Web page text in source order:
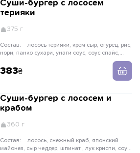
Суши-бургер с лососем
терияки
375 г
Состав:
нори, панко сухари, унаги соус, соус спайс,
383
Суши-бургер с лососем и
крабом
360 г
Состав:
майонез, сыр чеддер, шпинат , лук криспи, соус